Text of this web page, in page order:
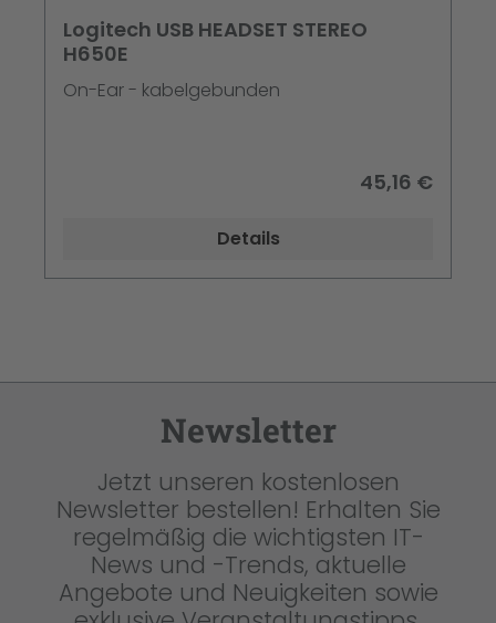
Logitech USB HEADSET STEREO
H650E
On-Ear - kabelgebunden
45,16 €
Details
Newsletter
Jetzt unseren kostenlosen
Newsletter bestellen! Erhalten Sie
regelmäßig die wichtigsten IT-
News und -Trends, aktuelle
Angebote und Neuigkeiten sowie